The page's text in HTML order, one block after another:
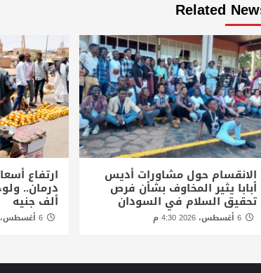
Related
الانقسام حول مشاورات أديس
أبابا يثير المخاوف بشأن فرص
تحقيق السلام في السودان
6 أغسطس، 2026 4:30 م
ارتفاع
ألف جنيه